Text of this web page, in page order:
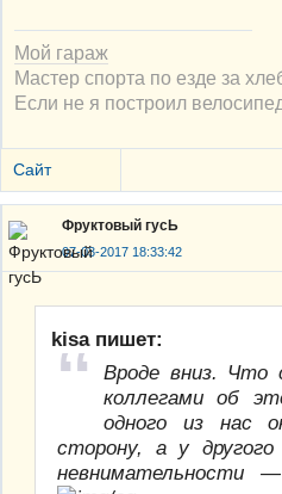
Мой гараж
Мастер спорта по езде за
Если не я построил
Сайт
Фруктовый гусЬ
07-03-2017 18:33:42
kisa пишет:
Вроде вниз. Что
коллегами об
одного из нас
сторону, а у
невнимательности